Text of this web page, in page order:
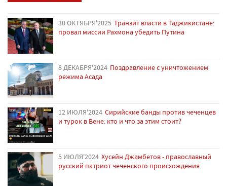
30 ОКТЯБРЯ'2025 Транзит власти в Таджикистане:
провал миссии Рахмона убедить Путина
8 ДЕКАБРЯ'2024 Поздравление с уничтожением
режима Асада
12 ИЮЛЯ'2024 Сирийские банды против чеченцев
и турок в Вене: кто и что за этим стоит?
5 ИЮЛЯ'2024 Хусейн Джамбетов - православный
русский патриот чеченского происхождения